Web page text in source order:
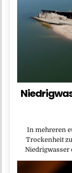
In mehreren
Trockenheit
Niedrigwasser